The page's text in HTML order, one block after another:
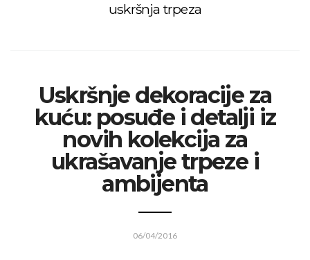
uskršnja trpeza
Uskršnje dekoracije za
kuću: posuđe i detalji iz
novih kolekcija za
ukrašavanje trpeze i
ambijenta
06/04/2016